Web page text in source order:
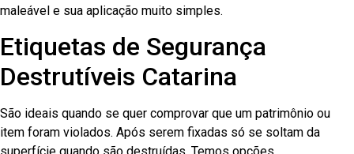
maleável e sua aplicação muito simples.
Etiquetas de Segurança
Destrutíveis Catarina
São ideais quando se quer comprovar que um patrimônio ou
item foram violados. Após serem fixadas só se soltam da